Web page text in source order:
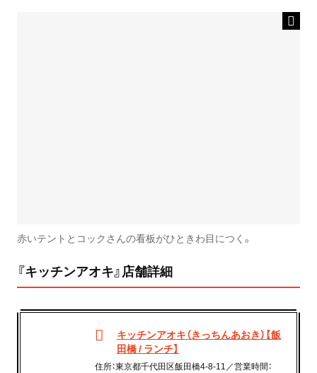
赤いテントとコックさんの看板がひときわ目につく。
『キッチンアオキ』店舗詳細
キッチンアオキ（きっちんあおき）【飯
田橋 / ランチ】
住所：東京都千代田区飯田橋4-8-11／営業時間：